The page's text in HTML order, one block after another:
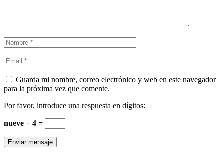
Guarda mi nombre, correo electrónico y web en este navegador
para la próxima vez que comente.
Por favor, introduce una respuesta en dígitos:
nueve − 4 =